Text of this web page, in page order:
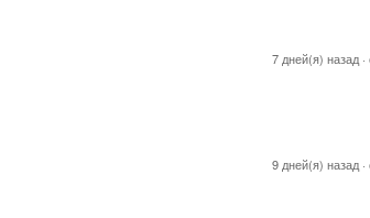
7 дней(я) назад·
9 дней(я) назад·